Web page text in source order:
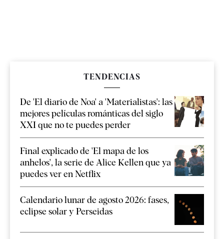
TENDENCIAS
De 'El diario de Noa' a 'Materialistas': las
mejores películas románticas del siglo
XXI que no te puedes perder
Final explicado de 'El mapa de los
anhelos', la serie de Alice Kellen que ya
puedes ver en Netflix
Calendario lunar de agosto 2026: fases,
eclipse solar y Perseidas